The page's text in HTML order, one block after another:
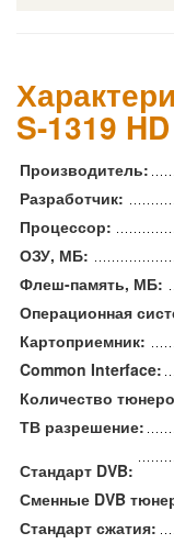
S-1319
Производитель:
Разработчик:
Процессор:
ОЗУ, МБ:
Флеш-память, МБ:
Операционная
Картоприемник:
Common Interface:
Количество
ТВ разрешение:
Стандарт DVB:
Сменные DVB
Стандарт сжатия: